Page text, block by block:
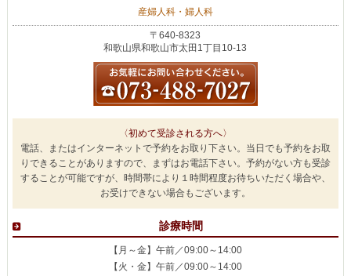
産婦人科・婦人科
〒640-8323
和歌山県和歌山市太田1丁目10-13
〈初めて受診される方へ〉
電話、またはインターネットで予約をお取り下さい。当日でも予約をお取
りできることがありますので、まずはお電話下さい。予約がない方も受診
することが可能ですが、時間帯により１時間程度お待ちいただく場合や、
お受けできない場合もございます。
診療時間
【月～金】午前／09:00～14:00
【火・金】午前／09:00～14:00